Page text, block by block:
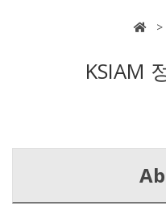
>
KSIAM